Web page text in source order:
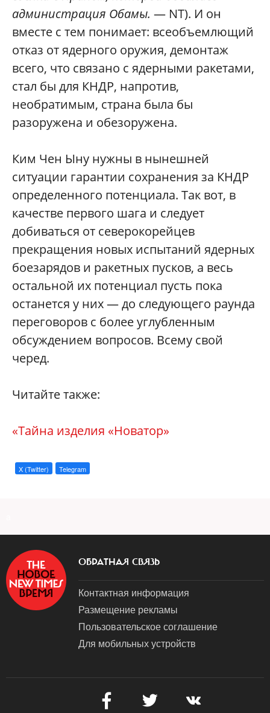
администрация Обамы. — NT). И он
вместе с тем понимает: всеобъемлющий
отказ от ядерного оружия, демонтаж
всего, что связано с ядерными ракетами,
стал бы для КНДР, напротив,
необратимым, страна была бы
разоружена и обезоружена.
Ким Чен Ыну нужны в нынешней
ситуации гарантии сохранения за КНДР
определенного потенциала. Так вот, в
качестве первого шага и следует
добиваться от северокорейцев
прекращения новых испытаний ядерных
боезарядов и ракетных пусков, а весь
остальной их потенциал пусть пока
останется у них — до следующего раунда
переговоров с более углубленным
обсуждением вопросов. Всему свой
черед.
Читайте также:
«Тайна изделия «Новатор»
X (Twitter) Telegram
ОБРАТНАЯ СВЯЗЬ
Контактная информация
Размещение рекламы
Пользовательское соглашение
Для мобильных устройств